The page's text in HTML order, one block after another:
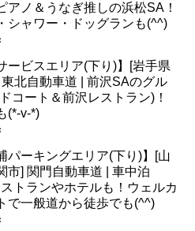
アノ＆うなぎ推しの浜松SA！
シャワー・ドッグランも(^^)
ービスエリア(下り)】[岩手県
北自動車道 | 前沢SAのグル
コート＆前沢レストラン)！
(*-v-*)
パーキングエリア(下り)】[山
市] 関門自動車道 | 車中泊
トランやホテルも！ウェルカ
で一般道から徒歩でも(^^)